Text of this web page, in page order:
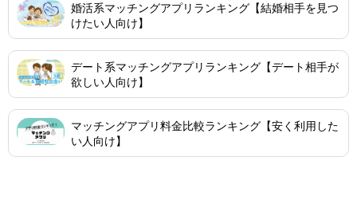
婚活系マッチングアプリランキング【結婚相手を見つ
けたい人向け】
デート系マッチングアプリランキング【デート相手が
欲しい人向け】
マッチングアプリ料金比較ランキング【安く利用した
い人向け】